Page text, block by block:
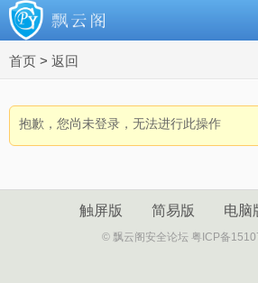
首页 > 返回
抱歉，您尚未登录，无法进行此操作
触屏版 简易版 电脑
© 飘云阁安全论坛 粤ICP备